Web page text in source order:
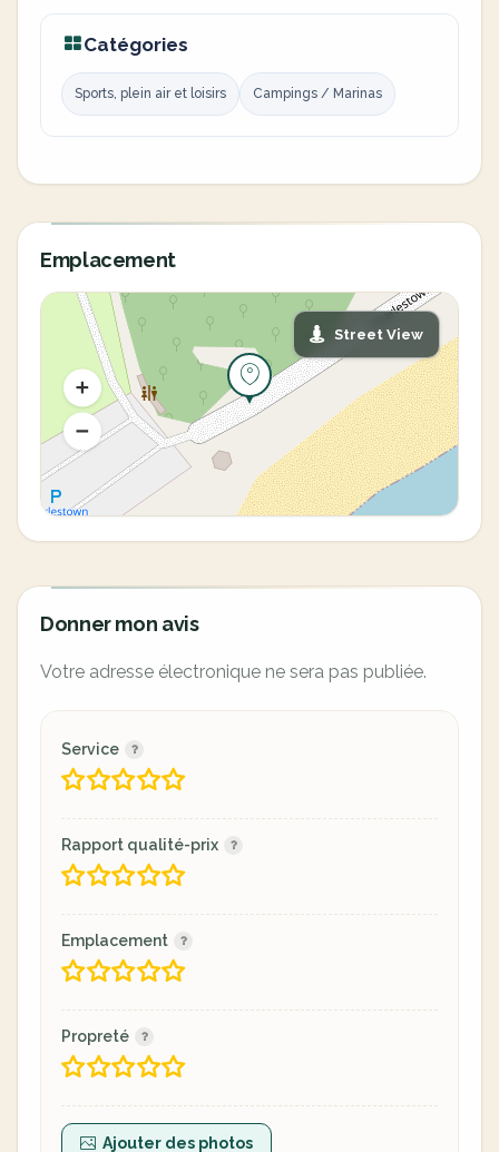
Catégories
Sports, plein air et loisirs Campings / Marinas
Emplacement
Street View
Donner mon avis
Votre adresse électronique ne sera pas publiée.
Service
Rapport qualité-prix
Emplacement
Propreté
Ajouter des photos